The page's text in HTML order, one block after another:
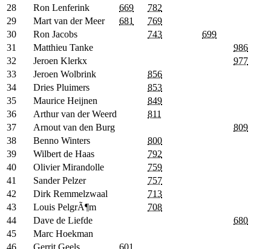
28
Ron Lenferink 669
782
29
Mart van der Meer 681
769
30
Ron Jacobs 743
699
31
Matthieu Tanke
986
32
Jeroen Klerkx
977
33
Jeroen Wolbrink
856
34
Dries Pluimers
853
35
Maurice Heijnen
849
36
Arthur van der Weerd
811
37
Arnout van den Burg
809
38
Benno Winters
800
39
Wilbert de Haas
792
40
Olivier Mirandolle
759
41
Sander Pelzer
757
42
Dirk Remmelzwaal
713
43
Louis PelgrÃ¶m
708
44
Dave de Liefde
680
45
Marc Hoekman
46
Gerrit Geels 601